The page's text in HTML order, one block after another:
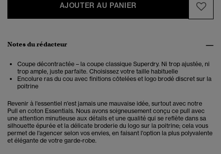
AJOUTER AU PANIER
Notes du rédacteur
Coupe décontractée – la coupe classique Superdry. Ni trop ajustée, ni
trop ample, juste parfaite. Choisissez votre taille habituelle
Encolure ras du cou avec finitions côtelées et logo brodé discret sur la
poitrine
Revenir à l'essentiel n'est jamais une mauvaise idée, surtout avec notre
Pull en coton Essentials. Nous avons soigneusement conçu ce pull avec
une attention minutieuse aux détails et une qualité qui se reflète dans sa
silhouette épurée et la délicate broderie du logo sur la poitrine; cela vous
permet de l'agencer selon vos envies, en faisant l'option la plus polyvalente
et élégante de votre garde-robe.